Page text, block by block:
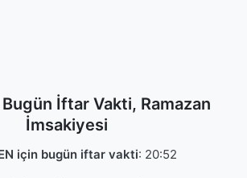
Bugün İftar Vakti, Ramazan
İmsakiyesi
için bugün iftar vakti: 20:52